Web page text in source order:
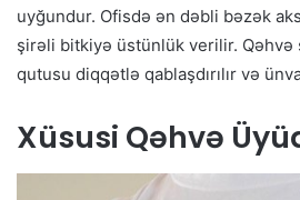
uyğundur. Ofisdə ən dəbli bəzək
şirəli bitkiyə üstünlük verilir. Qəhvə
qutusu diqqətlə qablaşdırılır və
Xüsusi Qəhvə